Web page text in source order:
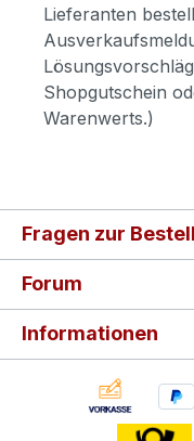
Lieferanten
Shopgutschein
Warenwerts.)
Fragen zur
Forum
Informationen